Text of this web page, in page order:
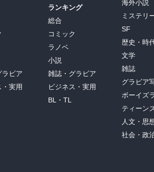
クという人の、「読書の権利十カ条」というも
飛ばし読みする権利、③最後まで読まない権
に書いてあることに染まりやすい権利、⑦どこ
分で買って読むべきだ。図書館で読んでよかっ
図書館の本には、書き込めないし、汚すことも
ラビア
・実用
ランキング
総合
コミック
ラノベ
小説
雑誌・グラビア
ビジネス・実用
BL・TL
海外小説
ミステリ
SF
歴史・時
文学
雑誌
グラビア
ボーイズ
ティーン
人文・思
社会・政